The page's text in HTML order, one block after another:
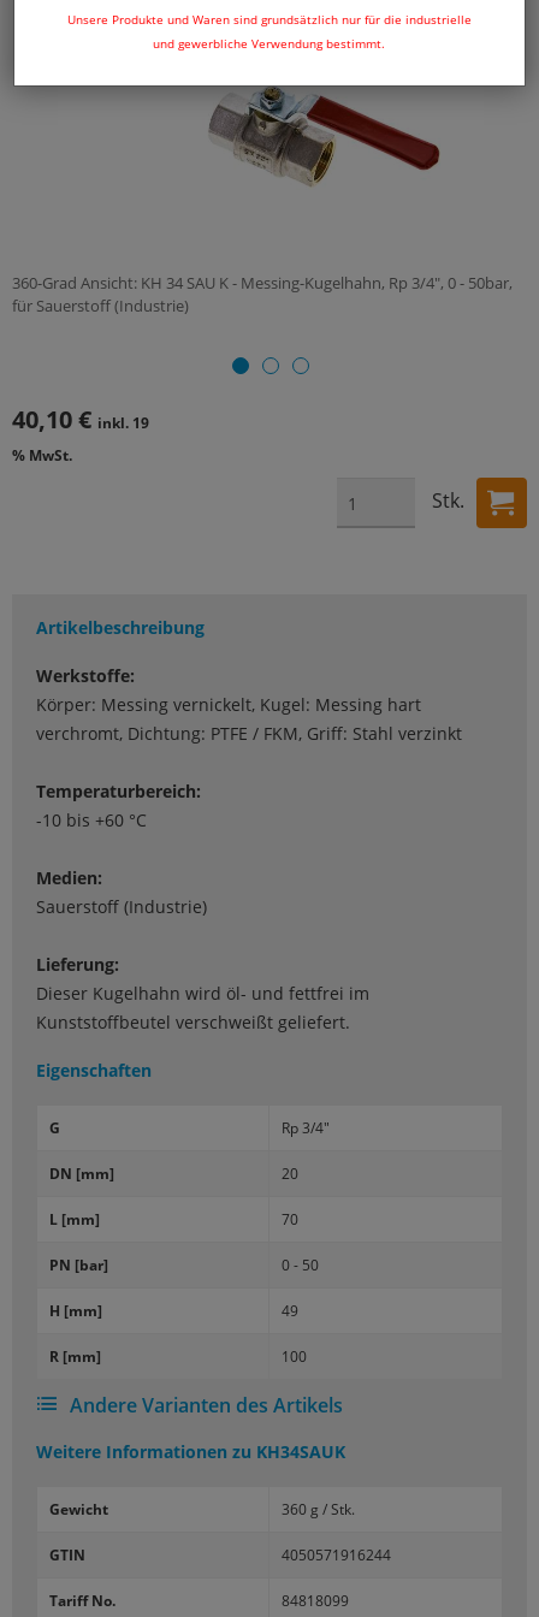
Unsere Produkte und Waren sind grundsätzlich nur für die industrielle
und gewerbliche Verwendung bestimmt.
360-Grad Ansicht: KH 34 SAU K - Messing-Kugelhahn, Rp 3/4", 0 - 50bar,
für Sauerstoff (Industrie)
40,10 € inkl. 19
% MwSt.
Stk.
Artikelbeschreibung
Werkstoffe:
Körper: Messing vernickelt, Kugel: Messing hart
verchromt, Dichtung: PTFE / FKM, Griff: Stahl verzinkt
Temperaturbereich:
-10 bis +60 °C
Medien:
Sauerstoff (Industrie)
Lieferung:
Dieser Kugelhahn wird öl- und fettfrei im
Kunststoffbeutel verschweißt geliefert.
Eigenschaften
G Rp 3/4"
DN [mm] 20
L [mm] 70
PN [bar] 0 - 50
H [mm] 49
R [mm] 100
Andere Varianten des Artikels
Weitere Informationen zu KH34SAUK
Gewicht 360 g / Stk.
GTIN 4050571916244
Tariff No. 84818099